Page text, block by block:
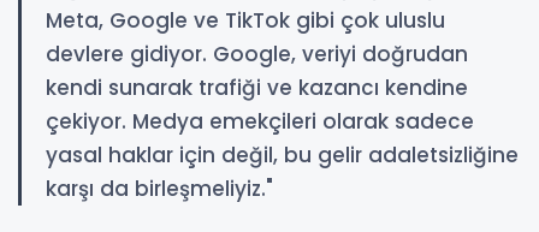
Meta, Google ve TikTok gibi çok uluslu
devlere gidiyor. Google, veriyi doğrudan
kendi sunarak trafiği ve kazancı kendine
çekiyor. Medya emekçileri olarak sadece
yasal haklar için değil, bu gelir adaletsizliğine
karşı da birleşmeliyiz."